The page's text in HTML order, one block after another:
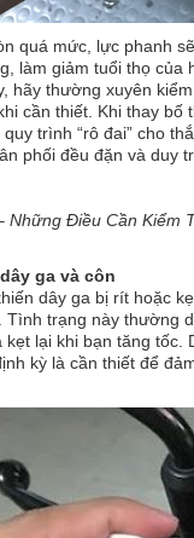
quá mức, lực phanh
làm giảm tuổi thọ của
hãy thường xuyên
cần thiết. Khi thay bố
trình “rô đai” cho
phối đều đặn và duy
Điều Cần Kiểm
ga và côn
dây ga bị rít hoặc
Tình trạng này thường
kẹt lại khi bạn tăng tốc.
kỳ là cần thiết để